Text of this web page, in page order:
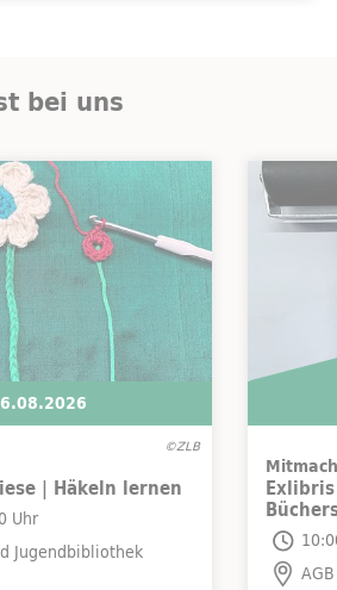
bei uns
©ZLB
| Häkeln lernen
Uhr
Jugendbibliothek
Fri,